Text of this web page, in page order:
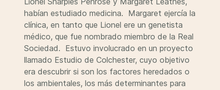
habían estudiado medicina. Margaret ejercía la
clínica, en tanto que Lionel ere un genetista
médico, que fue nombrado miembro de la Real
Sociedad. Estuvo involucrado en un proyecto
llamado Estudio de Colchester, cuyo objetivo
era descubrir si son los factores heredados o
los ambientales, los más determinantes para